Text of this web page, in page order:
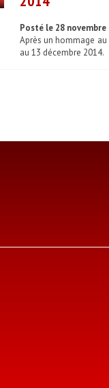
Posté le 28 novembre
Après un hommage
au 13 décembre 2014.